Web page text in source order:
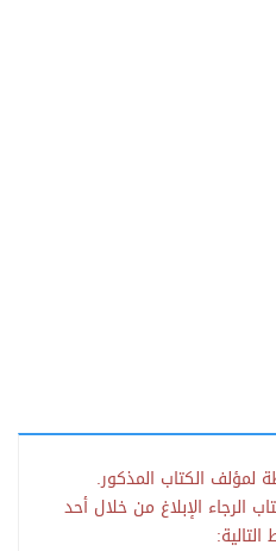
لمؤلف الكتاب المذكور.
الرجاء الإبلاغ من خلال أحد
التالية: